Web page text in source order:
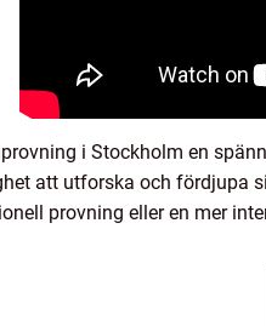
i Stockholm en
att utforska och fördjupa
provning eller en mer